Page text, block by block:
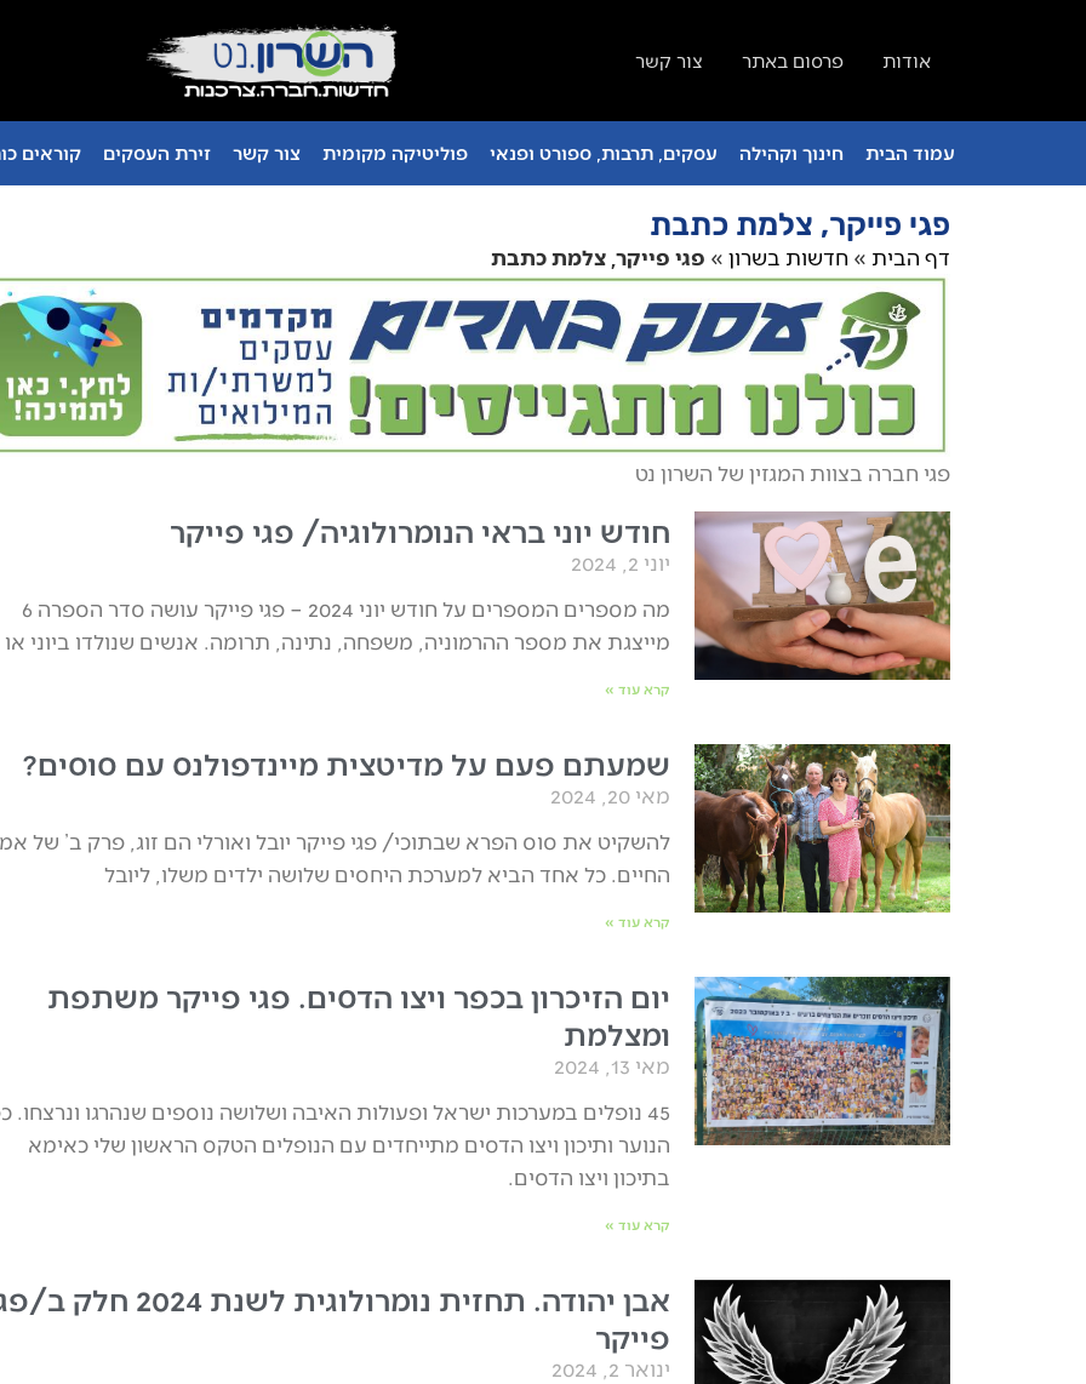
אודות פרסום באתר צור קשר
עמוד הבית חינוך וקהילה עסקים, תרבות, ספורט ופנאי פוליטיקה מקומית צור קשר זירת העסקים קוראים
פגי פייקר, צלמת כתבת
דף הבית » חדשות בשרון » פגי פייקר, צלמת כתבת
פגי חברה בצוות המגזין של השרון נט
חודש יוני בראי הנומרולוגיה/ פגי פייקר
יוני 2, 2024
מה מספרים המספרים על חודש יוני 2024 – פגי פייקר עושה סדר הספרה 6
מייצגת את מספר ההרמוניה, משפחה, נתינה, תרומה. אנשים שנולדו ביוני או
קרא עוד »
שמעתם פעם על מדיטצית מיינדפולנס עם סוסים?
מאי 20, 2024
להשקיט את סוס הפרא שבתוכי/ פגי פייקר יובל ואורלי הם זוג, פרק ב’ של
החיים. כל אחד הביא למערכת היחסים שלושה ילדים משלו, ליובל
קרא עוד »
יום הזיכרון בכפר ויצו הדסים. פגי פייקר משתפת
ומצלמת
מאי 13, 2024
45 נופלים במערכות ישראל ופעולות האיבה ושלושה נוספים שנהרגו ונרצחו.
הנוער ותיכון ויצו הדסים מתייחדים עם הנופלים הטקס הראשון שלי כאימא
בתיכון ויצו הדסים.
קרא עוד »
אבן יהודה. תחזית נומרולוגית לשנת 2024
פייקר
ינואר 2, 2024